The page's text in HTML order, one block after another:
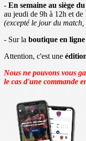
- En semaine au siège
au jeudi de 9h à 12h et
(excepté le jour du
- Sur la boutique en ligne
Attention, c'est une
Nous ne pouvons vous
le cas d'une commande